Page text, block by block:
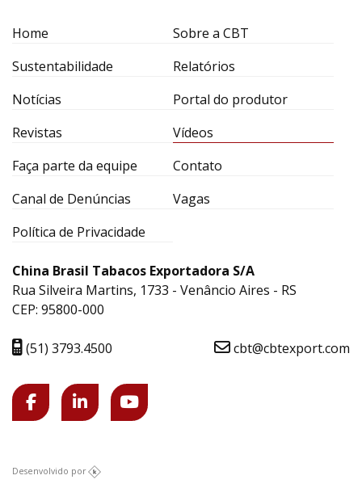
Home
Sobre a CBT
Sustentabilidade
Relatórios
Notícias
Portal do produtor
Revistas
Vídeos
Faça parte da equipe
Contato
Canal de Denúncias
Vagas
Política de Privacidade
China Brasil Tabacos Exportadora S/A
Rua Silveira Martins, 1733 - Venâncio Aires - RS
CEP: 95800-000
(51) 3793.4500 cbt@cbtexport.com
Desenvolvido por